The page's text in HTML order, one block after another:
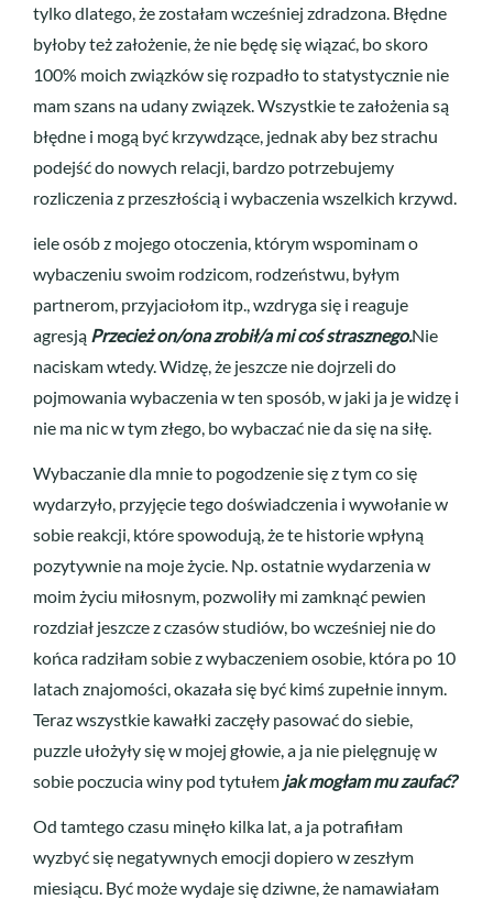
tylko dlatego, że zostałam wcześniej zdradzona. Błędne
byłoby też założenie, że nie będę się wiązać, bo skoro
100% moich związków się rozpadło to statystycznie nie
mam szans na udany związek. Wszystkie te założenia są
błędne i mogą być krzywdzące, jednak aby bez strachu
podejść do nowych relacji, bardzo potrzebujemy
rozliczenia z przeszłością i wybaczenia wszelkich krzywd.
iele osób z mojego otoczenia, którym wspominam o
wybaczeniu swoim rodzicom, rodzeństwu, byłym
partnerom, przyjaciołom itp., wzdryga się i reaguje
agresją Przecież on/ona zrobił/a mi coś strasznego.Nie
naciskam wtedy. Widzę, że jeszcze nie dojrzeli do
pojmowania wybaczenia w ten sposób, w jaki ja je widzę i
nie ma nic w tym złego, bo wybaczać nie da się na siłę.
Wybaczanie dla mnie to pogodzenie się z tym co się
wydarzyło, przyjęcie tego doświadczenia i wywołanie w
sobie reakcji, które spowodują, że te historie wpłyną
pozytywnie na moje życie. Np. ostatnie wydarzenia w
moim życiu miłosnym, pozwoliły mi zamknąć pewien
rozdział jeszcze z czasów studiów, bo wcześniej nie do
końca radziłam sobie z wybaczeniem osobie, która po 10
latach znajomości, okazała się być kimś zupełnie innym.
Teraz wszystkie kawałki zaczęły pasować do siebie,
puzzle ułożyły się w mojej głowie, a ja nie pielęgnuję w
sobie poczucia winy pod tytułem jak mogłam mu zaufać?
Od tamtego czasu minęło kilka lat, a ja potrafiłam
wyzbyć się negatywnych emocji dopiero w zeszłym
miesiącu. Być może wydaje się dziwne, że namawiałam